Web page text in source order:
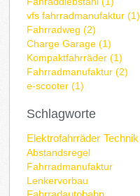
vfs fahrradmanufaktur (1)
Fahrradweg (2)
Charge Garage (1)
Kompaktfahrräder (1)
Fahrradmanufaktur (2)
e-scooter (1)
Schlagworte
Elektrofahrräder Technik
Abstandsregel
Fahrradmanufaktur
Lenkervorbau